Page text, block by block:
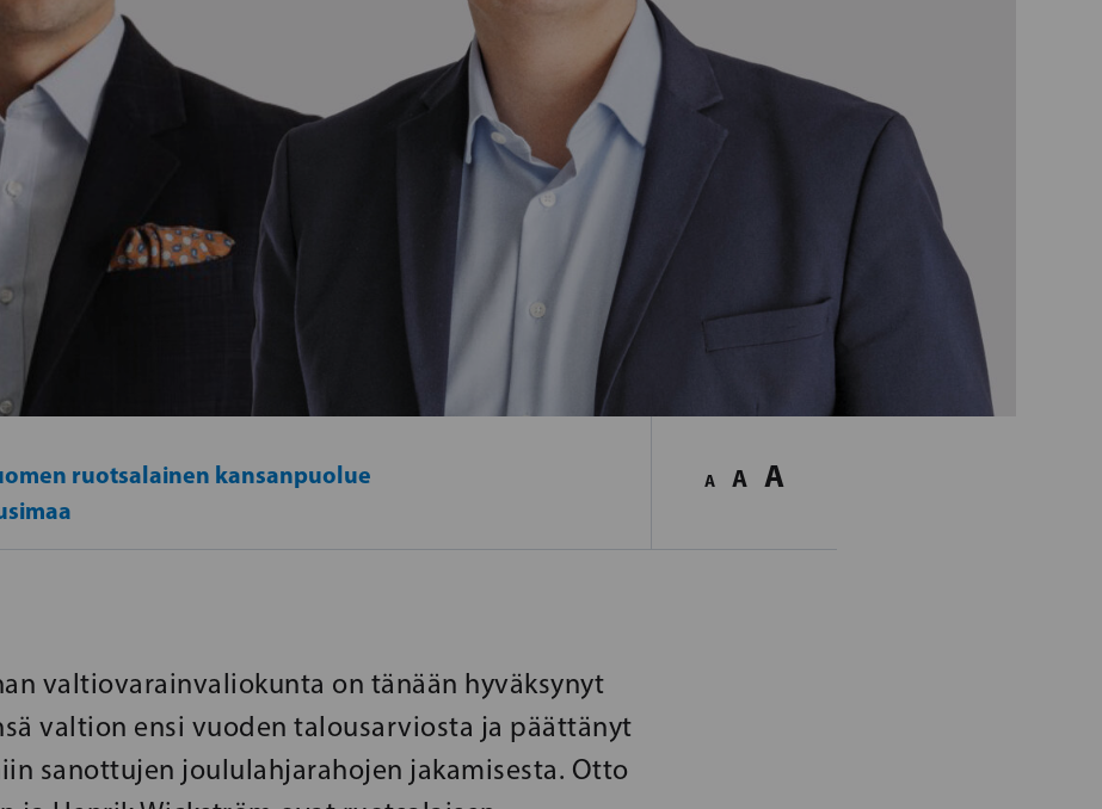
ruotsalainen kansanpuolue
A A A
valtiovarainvaliokunta on tänään hyväksynyt
valtion ensi vuoden talousarviosta ja päättänyt
sanottujen joululahjarahojen jakamisesta. Otto